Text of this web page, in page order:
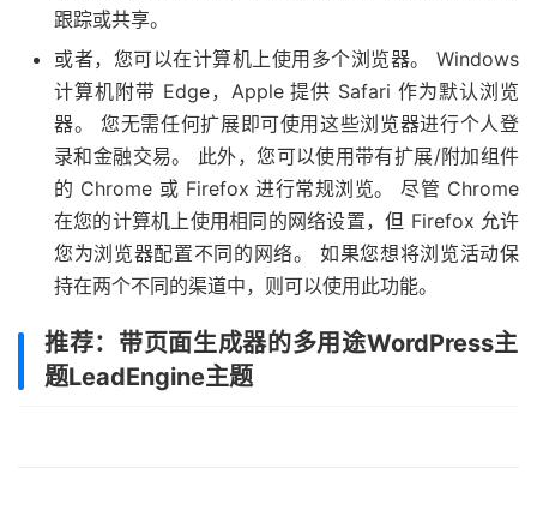
跟踪或共享。
或者，您可以在计算机上使用多个浏览器。 Windows
计算机附带 Edge，Apple 提供 Safari 作为默认浏览
器。 您无需任何扩展即可使用这些浏览器进行个人登
录和金融交易。 此外，您可以使用带有扩展/附加组件
的 Chrome 或 Firefox 进行常规浏览。 尽管 Chrome
在您的计算机上使用相同的网络设置，但 Firefox 允许
您为浏览器配置不同的网络。 如果您想将浏览活动保
持在两个不同的渠道中，则可以使用此功能。
推荐：带页面生成器的多用途WordPress主
题LeadEngine主题